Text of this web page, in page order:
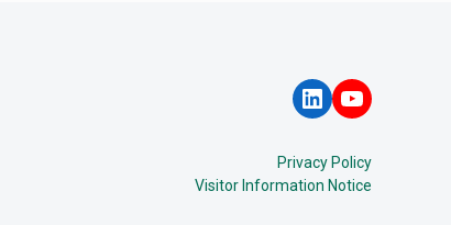
LinkedIn
YouTube
Privacy Policy
Visitor Information Notice